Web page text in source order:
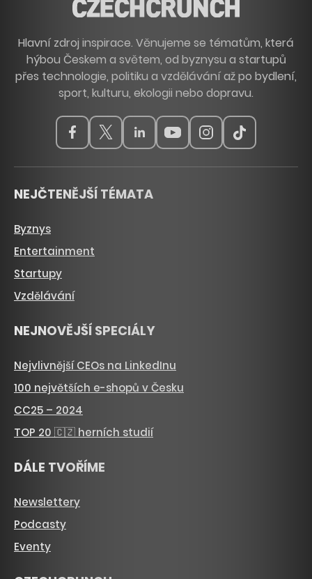
Hlavní zdroj inspirace. Věnujeme se tématům, která
hýbou Českem a světem, od byznysu a startupů
přes technologie, politiku a vzdělávání až po bydlení,
sport, kulturu, ekologii nebo dopravu.
NEJČTENĚJŠÍ TÉMATA
Byznys
Entertainment
Startupy
Vzdělávání
NEJNOVĚJŠÍ SPECIÁLY
Nejvlivnější CEOs na LinkedInu
100 největších e-shopů v Česku
CC25 – 2024
TOP 20 🇨🇿 herních studií
DÁLE TVOŘÍME
Newslettery
Podcasty
Eventy